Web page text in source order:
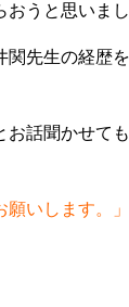
うと思いまし
の経歴を振
かせてもら
いします。」